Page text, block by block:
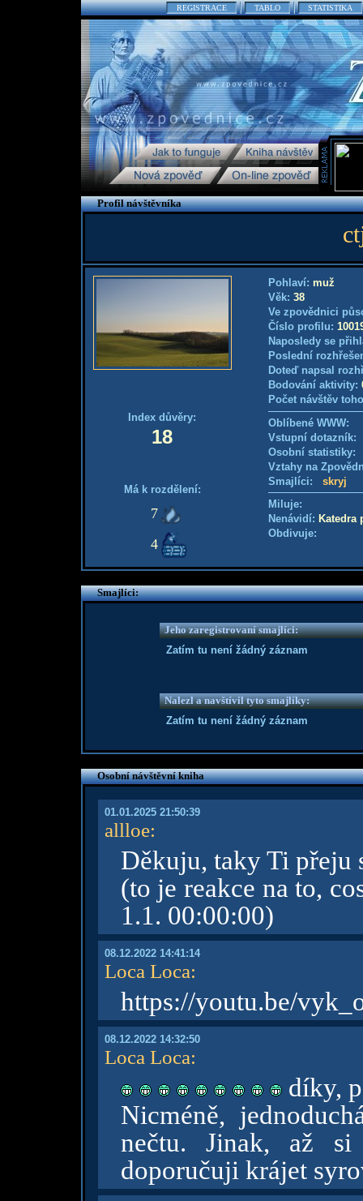
REGISTRACE TABLO STATISTIKA
Profil návštěvníka
Index důvěry:
18
Má k rozdělení:
7
4
Pohlaví: muž
Věk: 38
Ve zpovědnici
Číslo profilu:
Naposledy se
Poslední
Doteď napsal
Bodování aktivity:
Počet návštěv
Oblíbené WWW:
Vstupní
Osobní
Vztahy na
Smajlíci: skryj
Miluje:
Nenávidí: Katedra
Obdivuje:
Smajlíci:
Jeho zaregistrovaní smajlíci:
Zatím tu není žádný záznam
Nalezl a navštívil tyto smajlíky:
Zatím tu není žádný záznam
Osobní návštěvní kniha
01.01.2025 21:50:39
allloe:
Děkuju, taky Ti přeju
(to je reakce na to,
1.1. 00:00:00)
08.12.2022 14:41:14
Loca Loca:
https://youtu.be/
08.12.2022 14:32:50
Loca Loca:
díky,
Nicméně,
nečtu. Jinak, až si
doporučuji krájet